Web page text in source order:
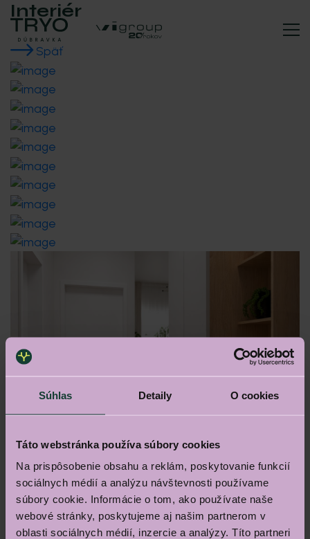
Súhlas Detaily O cookies
Táto webstránka používa súbory cookies
Na prispôsobenie obsahu a reklám, poskytovanie funkcií
sociálnych médií a analýzu návštevnosti používame
súbory cookie. Informácie o tom, ako používate naše
webové stránky, poskytujeme aj našim partnerom v
oblasti sociálnych médií, inzercie a analýzy. Títo partneri
Interiér
Späť
Pozrite si aj tieto galérie